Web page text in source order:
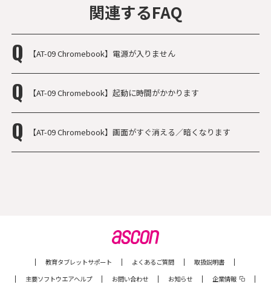
関連するFAQ
【AT-09 Chromebook】電源が入りません
【AT-09 Chromebook】起動に時間がかかります
【AT-09 Chromebook】画面がすぐ消える／暗くなります
教育タブレットサポート よくあるご質問
取扱説明書
主要ソフトウエアヘルプ
お問い合わせ お知らせ 企業情報